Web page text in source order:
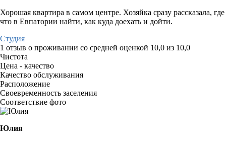
Хорошая квартира в самом центре. Хозяйка сразу рассказала, где
что в Евпатории найти, как куда доехать и дойти.
Студия
1 отзыв о проживании со средней оценкой 10,0 из 10,0
Чистота
Цена - качество
Качество обслуживания
Расположение
Своевременность заселения
Соответствие фото
Юлия